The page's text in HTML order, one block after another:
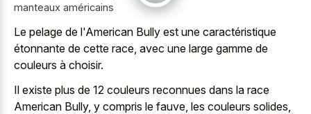
manteaux américains
Le pelage de l'American Bully est une caractéristique
étonnante de cette race, avec une large gamme de
couleurs à choisir.
Il existe plus de 12 couleurs reconnues dans la race
American Bully, y compris le fauve, les couleurs solides,